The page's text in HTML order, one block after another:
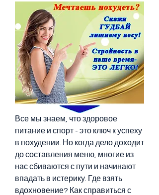
Все мы знаем, что здоровое
питание и спорт - это ключ к успеху
в похудении. Но когда дело доходит
до составления меню, многие из
нас сбиваются с пути и начинают
впадать в истерику. Где взять
вдохновение? Как справиться с